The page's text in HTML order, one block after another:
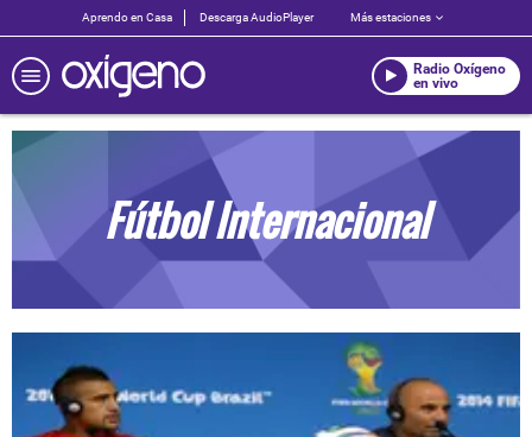
Aprendo en Casa Descarga AudioPlayer Más estaciones
Radio Oxígeno
en vivo
Fútbol Internacional